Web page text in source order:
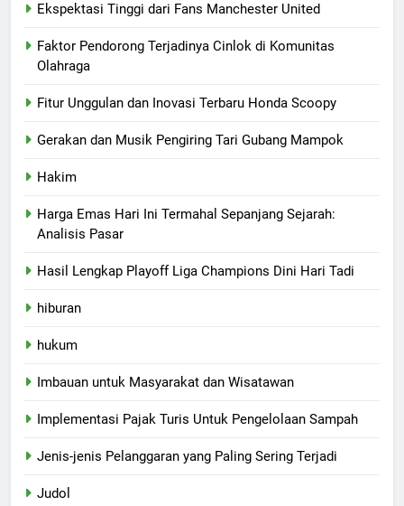
Ekspektasi Tinggi dari Fans Manchester United
Faktor Pendorong Terjadinya Cinlok di Komunitas
Olahraga
Fitur Unggulan dan Inovasi Terbaru Honda Scoopy
Gerakan dan Musik Pengiring Tari Gubang Mampok
Hakim
Harga Emas Hari Ini Termahal Sepanjang Sejarah:
Analisis Pasar
Hasil Lengkap Playoff Liga Champions Dini Hari Tadi
hiburan
hukum
Imbauan untuk Masyarakat dan Wisatawan
Implementasi Pajak Turis Untuk Pengelolaan Sampah
Jenis-jenis Pelanggaran yang Paling Sering Terjadi
Judol